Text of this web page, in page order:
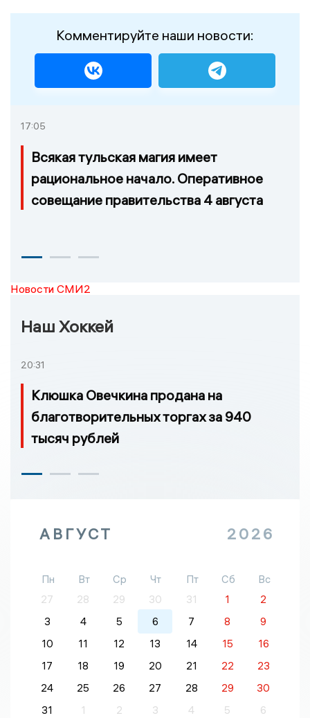
Комментируйте наши новости:
17:05
Всякая тульская магия имеет
рациональное начало. Оперативное
совещание правительства 4 августа
Новости СМИ2
Наш Хоккей
20:31
Клюшка Овечкина продана на
благотворительных торгах за 940
тысяч рублей
АВГУСТ 2026
Пн Вт Ср Чт Пт Сб
Вс
27
28 29 30 31 1
2
3
4 5 6 7 8
9
10
11 12 13 14 15
16
17
18 19 20 21 22
23
24
25 26 27 28 29
30
31
1 2 3 4 5 6